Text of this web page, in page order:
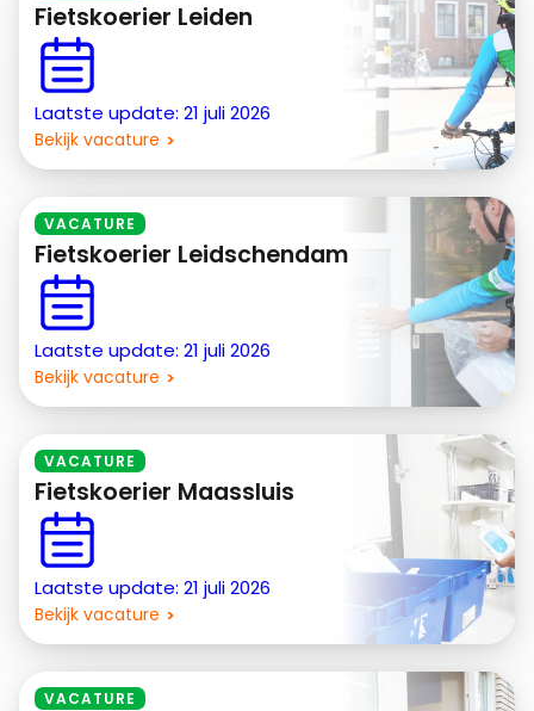
Fietskoerier Leiden
Laatste update: 21 juli 2026
Bekijk vacature
VACATURE
Fietskoerier Leidschendam
Laatste update: 21 juli 2026
Bekijk vacature
VACATURE
Fietskoerier Maassluis
Laatste update: 21 juli 2026
Bekijk vacature
VACATURE